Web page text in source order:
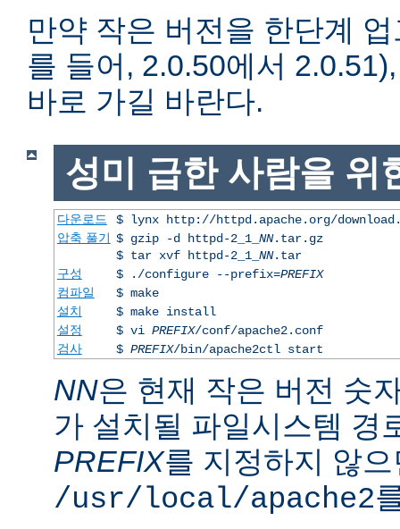
만약 작은 버전을 한단계
를 들어, 2.0.50에서
바로 가길 바란다.
성미 급한 사람을 위
다운로드
$ lynx http://httpd.apache.org/
압축 풀기 $ gzip -d httpd-2_1_ NN.tar.gz
$ tar xvf httpd-2_1_ NN.tar
구성
$ ./configure --prefix=PREFIX
컴파일
$ make
설치
$ make install
설정
$ vi PREFIX/conf/apache2.conf
검사
$ PREFIX/bin/apache2ctl start
NN은 현재 작은 버전 숫
가 설치될 파일시스템 경
PREFIX를 지정하지 않
/usr/local/apache2